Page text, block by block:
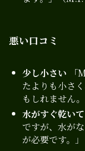
悪い口コミ
少し小さい 「
たよりも小さ
もしれません
水がすぐ乾い
ですが、水が
が必要です。」